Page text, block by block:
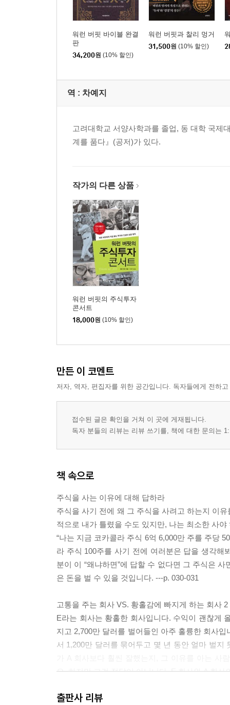
황금비가 내리는 15분을 잡아라
특강 4: 경영진이 지켜야 할 단 한 가지 규칙
Q&A: 출근하는 것이 즐거운 회사
적더라도 능력 있는 사람과 일하라
Q&A: 옆을 돌아볼 줄 아는 부자가 되라
교육에는 불평등이 있어서는 안 된다
역자 후기_ 워렌 버핏이 직접 들려주는 투자 철학
워런 버핏 바이블 완결
판
34,200원 (10% 할인)
워런 버핏과 찰리 멍거
31,500원 (10% 할인)
역 : 차예지
고려대학교 서양사학과를 졸업, 동 대학 국제
계를 품다』(공저)가 있다.
작가의 다른 상품
워런 버핏의 주식투자
콘서트
18,000원 (10% 할인)
만든 이 코멘트
저자, 역자, 편집자를 위한 공간입니다. 독자들에게 전하
접수된 글은 확인을 거쳐 이 곳에 게재됩니다.
독자 분들의 리뷰는 리뷰 쓰기를, 책에 대한 문의는
책 속으로
주식을 사는 이유에 대해 답하라
주식을 사기 전에 왜 그 주식을 사려고 하는지 이
적으로 내가 틀렸을 수도 있지만, 나는 최소한 사
“나는 지금 코카콜라 주식 6억 6,000만 주를 주당
라 주식 100주를 사기 전에 여러분은 답을 생각
분이 이 “왜냐하면”에 답할 수 없다면 그 주식은
은 돈을 벌 수 있을 것입니다. ---p. 030-031
고통을 주는 회사 VS. 황홀감에 빠지게 하는 회사 2
E라는 회사는 황홀한 회사입니다. 수익이 괜찮게
지고 2,700만 달러를 벌어들인 아주 훌륭한 회사
서 1,200만 달러를 묶어두고 몇 년 동안 얼마 벌
요. 하지만 그건 정답이 아닙니다. E 회사와 A 회
나는 경영자란 일어날 수 있는 모든 가능성을 설
출판사 리뷰